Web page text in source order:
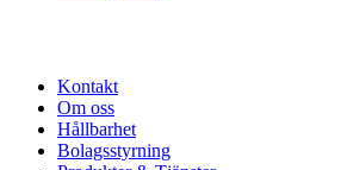
Kontakt
Om oss
Hållbarhet
Bolagsstyrning